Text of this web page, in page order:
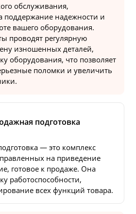
обслуживания,
поддержание надежности и
вашего оборудования.
проводят регулярную
изношенных деталей,
оборудования, что позволяет
поломки и увеличить
подготовка
— это комплекс
на приведение
готовое к продаже. Она
работоспособности,
всех функций товара.